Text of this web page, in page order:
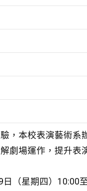
，本校表演藝術
劇場運作，提升表
（星期四）10:00